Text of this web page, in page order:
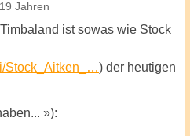
Jahren
ist sowas wie Stock
Stock_Aitken_…) der heutigen
»):